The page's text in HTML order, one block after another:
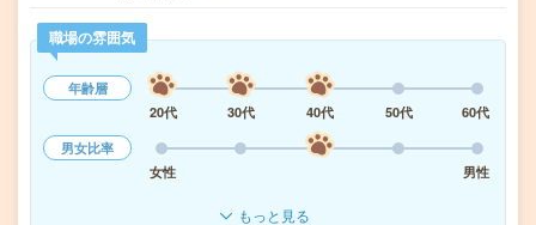
職場の雰囲気
年齢層
20代
30代 40代 50代
60代
男女比率
女性
男性
もっと見る